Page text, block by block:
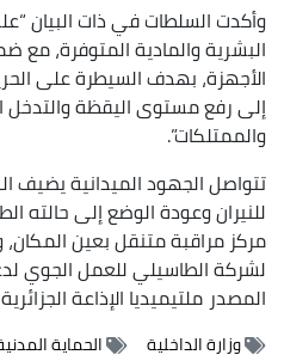
وأكدت السلطات في ذات البيان
البشرية والمادية المتوفرة، مع
الأجهزة، بهدف السيطرة على
إلى رفع مستوى اليقظة والتدخل
والممتلكات”.
تتواصل الجهود الميدانية يضيف
للنيران وعودة الوضع إلى حالته
مركز مراقبة متنقل بعين المكان،
لشركة الطاسيلي للعمل الجوي
المصدرملتيميديا الإذاعة الجزائرية
وزارة الداخلية
الحماية المدنية